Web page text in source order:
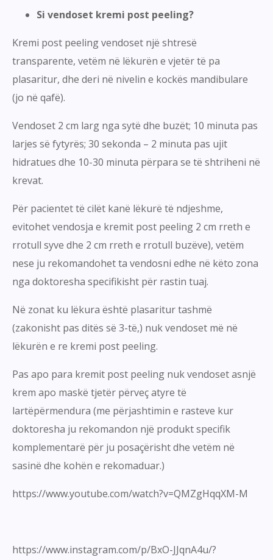
Si vendoset kremi post peeling?
Kremi post peeling vendoset një shtresë
transparente, vetëm në lëkurën e vjetër të pa
plasaritur, dhe deri në nivelin e kockës mandibulare
(jo në qafë).
Vendoset 2 cm larg nga sytë dhe buzët; 10 minuta pas
larjes së fytyrës; 30 sekonda – 2 minuta pas ujit
hidratues dhe 10-30 minuta përpara se të shtriheni në
krevat.
Për pacientet të cilët kanë lëkurë të ndjeshme,
evitohet vendosja e kremit post peeling 2 cm rreth e
rrotull syve dhe 2 cm rreth e rrotull buzëve), vetëm
nese ju rekomandohet ta vendosni edhe në këto zona
nga doktoresha specifikisht për rastin tuaj.
Në zonat ku lëkura është plasaritur tashmë
(zakonisht pas ditës së 3-të,) nuk vendoset më në
lëkurën e re kremi post peeling.
Pas apo para kremit post peeling nuk vendoset asnjë
krem apo maskë tjetër përveç atyre të
lartëpërmendura (me përjashtimin e rasteve kur
doktoresha ju rekomandon një produkt specifik
komplementarë për ju posaçërisht dhe vetëm në
sasinë dhe kohën e rekomaduar.)
https://www.youtube.com/watch?v=QMZgHqqXM-M
https://www.instagram.com/p/BxO-JJqnA4u/?